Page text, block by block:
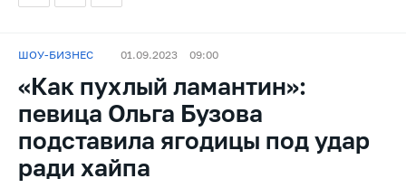
ШОУ-БИЗНЕС 01.09.2023 09:00
«Как пухлый ламантин»:
певица Ольга Бузова
подставила ягодицы под удар
ради хайпа